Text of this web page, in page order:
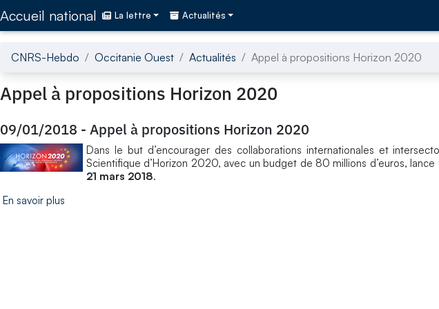
Accueil national La lettre Actualités
CNRS-Hebdo Occitanie Ouest Actualités Appel à propositions Horizon 2020
Appel à propositions Horizon 2020
09/01/2018 - Appel à propositions Horizon 2020
Dans le but d’encourager des collaborations internationales et
Scientifique d’Horizon 2020, avec un budget de 80 millions d’euros,
21 mars 2018.
En savoir plus